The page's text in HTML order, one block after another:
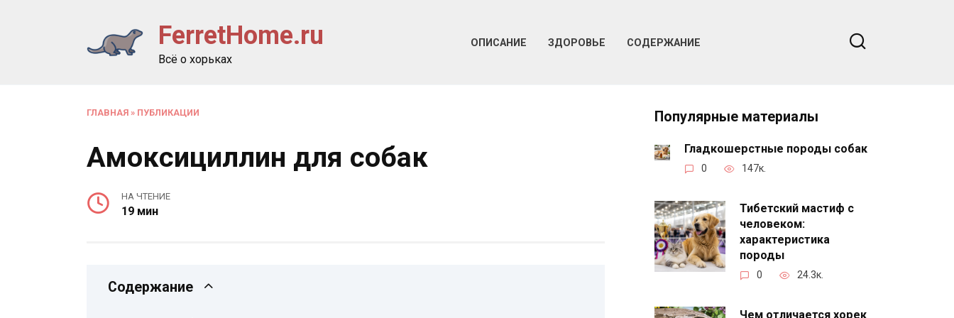
FerretHome.ru
Всё о хорьках
ОПИСАНИЕ ЗДОРОВЬЕ СОДЕРЖАНИЕ
ГЛАВНАЯ » ПУБЛИКАЦИИ
Амоксициллин для собак
НА ЧТЕНИЕ
19 мин
Содержание
Популярные материалы
Гладкошерстные породы собак
0 147к.
Тибетский мастиф с
человеком:
характеристика
породы
0 24.3к.
Чем отличается хорек